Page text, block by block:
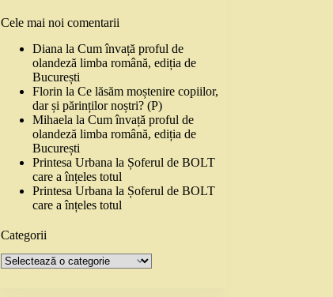
Cele mai noi comentarii
Diana laCum învață proful de
olandeză limba română, ediția de
București
Florin laCe lăsăm moștenire copiilor,
dar și părinților noștri? (P)
Mihaela laCum învață proful de
olandeză limba română, ediția de
București
Printesa Urbana la Șoferul de BOLT
care a înțeles totul
Printesa Urbana la Șoferul de BOLT
care a înțeles totul
Categorii
Categorii